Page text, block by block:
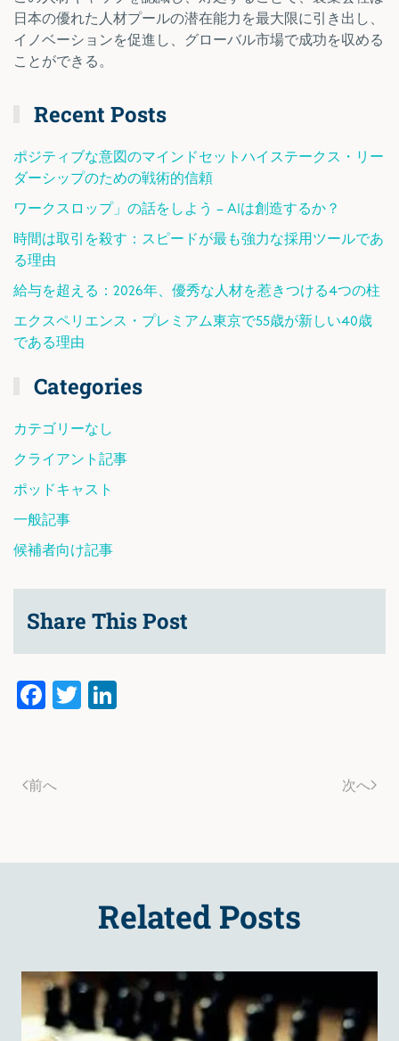
日本の優れた人材プールの潜在能力を最大限に引き出し、
イノベーションを促進し、グローバル市場で成功を収める
ことができる。
Recent Posts
ポジティブな意図のマインドセットハイステークス・リー
ダーシップのための戦術的信頼
ワークスロップ」の話をしよう – AIは創造するか？
時間は取引を殺す：スピードが最も強力な採用ツールであ
る理由
給与を超える：2026年、優秀な人材を惹きつける4つの柱
エクスペリエンス・プレミアム東京で55歳が新しい40歳
である理由
Categories
カテゴリーなし
クライアント記事
ポッドキャスト
一般記事
候補者向け記事
Share This Post
Facebook
Twitter
前へ 次へ
Related Posts